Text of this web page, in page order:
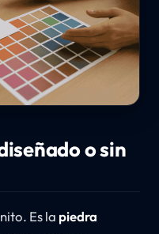
o sin
Es la piedra